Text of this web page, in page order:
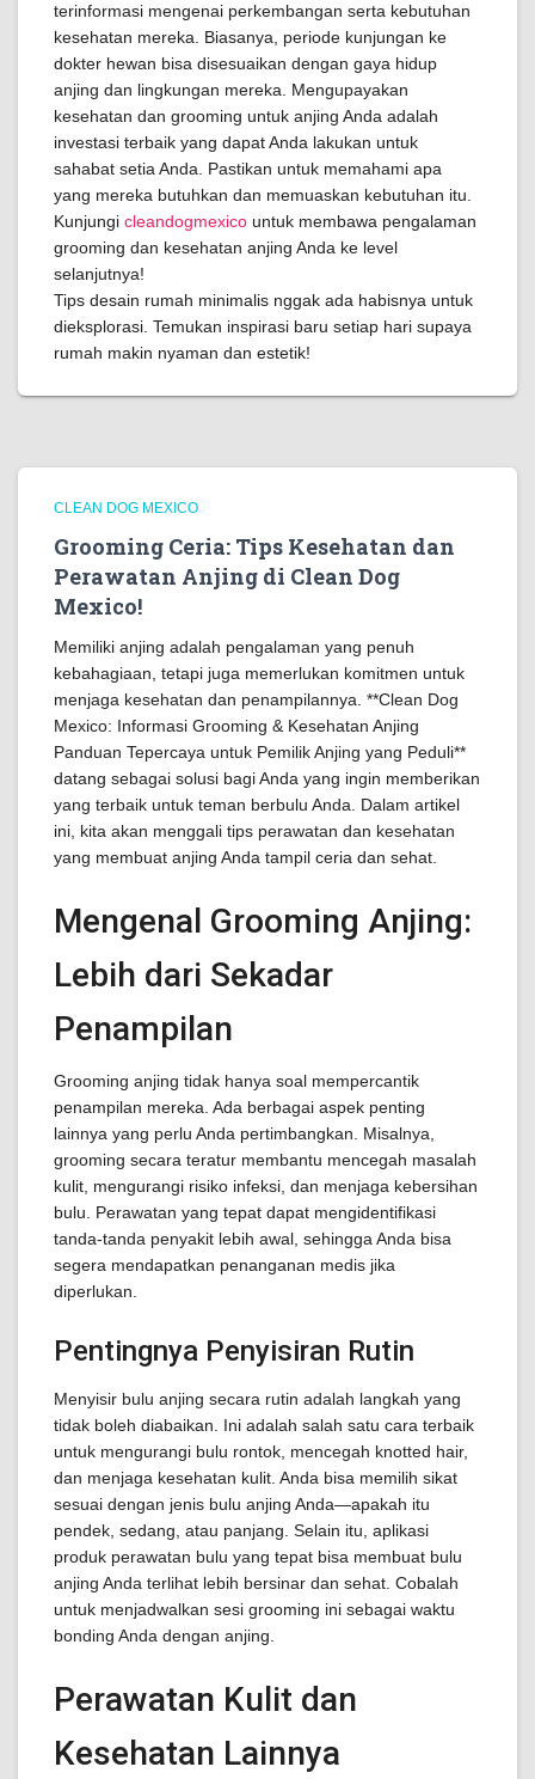
terinformasi mengenai perkembangan serta kebutuhan
kesehatan mereka. Biasanya, periode kunjungan ke
dokter hewan bisa disesuaikan dengan gaya hidup
anjing dan lingkungan mereka. Mengupayakan
kesehatan dan grooming untuk anjing Anda adalah
investasi terbaik yang dapat Anda lakukan untuk
sahabat setia Anda. Pastikan untuk memahami apa
yang mereka butuhkan dan memuaskan kebutuhan itu.
Kunjungi cleandogmexico untuk membawa pengalaman
grooming dan kesehatan anjing Anda ke level
selanjutnya!
Tips desain rumah minimalis nggak ada habisnya untuk
dieksplorasi. Temukan inspirasi baru setiap hari supaya
rumah makin nyaman dan estetik!
CLEAN DOG MEXICO
Grooming Ceria: Tips Kesehatan dan
Perawatan Anjing di Clean Dog
Mexico!
Memiliki anjing adalah pengalaman yang penuh
kebahagiaan, tetapi juga memerlukan komitmen untuk
menjaga kesehatan dan penampilannya. **Clean Dog
Mexico: Informasi Grooming & Kesehatan Anjing
Panduan Tepercaya untuk Pemilik Anjing yang Peduli**
datang sebagai solusi bagi Anda yang ingin memberikan
yang terbaik untuk teman berbulu Anda. Dalam artikel
ini, kita akan menggali tips perawatan dan kesehatan
yang membuat anjing Anda tampil ceria dan sehat.
Mengenal Grooming Anjing:
Lebih dari Sekadar
Penampilan
Grooming anjing tidak hanya soal mempercantik
penampilan mereka. Ada berbagai aspek penting
lainnya yang perlu Anda pertimbangkan. Misalnya,
grooming secara teratur membantu mencegah masalah
kulit, mengurangi risiko infeksi, dan menjaga kebersihan
bulu. Perawatan yang tepat dapat mengidentifikasi
tanda-tanda penyakit lebih awal, sehingga Anda bisa
segera mendapatkan penanganan medis jika
diperlukan.
Pentingnya Penyisiran Rutin
Menyisir bulu anjing secara rutin adalah langkah yang
tidak boleh diabaikan. Ini adalah salah satu cara terbaik
untuk mengurangi bulu rontok, mencegah knotted hair,
dan menjaga kesehatan kulit. Anda bisa memilih sikat
sesuai dengan jenis bulu anjing Anda—apakah itu
pendek, sedang, atau panjang. Selain itu, aplikasi
produk perawatan bulu yang tepat bisa membuat bulu
anjing Anda terlihat lebih bersinar dan sehat. Cobalah
untuk menjadwalkan sesi grooming ini sebagai waktu
bonding Anda dengan anjing.
Perawatan Kulit dan
Kesehatan Lainnya